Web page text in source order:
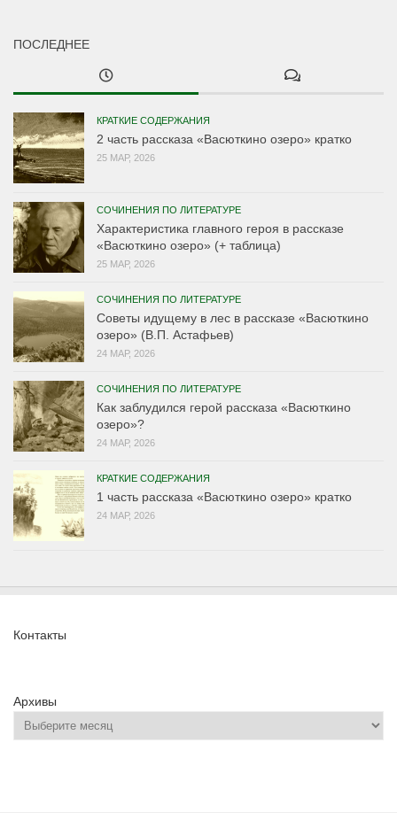
ПОСЛЕДНЕЕ
КРАТКИЕ СОДЕРЖАНИЯ
2 часть рассказа «Васюткино озеро» кратко
25 МАР, 2026
СОЧИНЕНИЯ ПО ЛИТЕРАТУРЕ
Характеристика главного героя в рассказе
«Васюткино озеро» (+ таблица)
25 МАР, 2026
СОЧИНЕНИЯ ПО ЛИТЕРАТУРЕ
Советы идущему в лес в рассказе «Васюткино
озеро» (В.П. Астафьев)
24 МАР, 2026
СОЧИНЕНИЯ ПО ЛИТЕРАТУРЕ
Как заблудился герой рассказа «Васюткино
озеро»?
24 МАР, 2026
КРАТКИЕ СОДЕРЖАНИЯ
1 часть рассказа «Васюткино озеро» кратко
24 МАР, 2026
Контакты
Архивы